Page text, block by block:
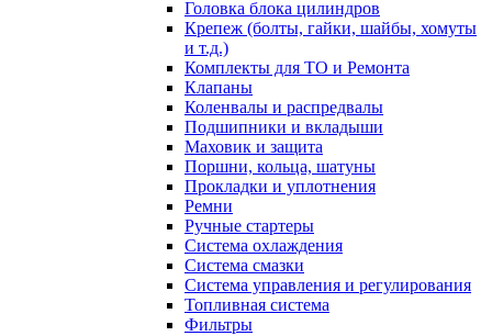
Головка блока цилиндров
Крепеж (болты, гайки, шайбы, хомуты
и т.д.)
Комплекты для ТО и Ремонта
Клапаны
Коленвалы и распредвалы
Подшипники и вкладыши
Маховик и защита
Поршни, кольца, шатуны
Прокладки и уплотнения
Ремни
Ручные стартеры
Система охлаждения
Система смазки
Система управления и регулирования
Топливная система
Фильтры